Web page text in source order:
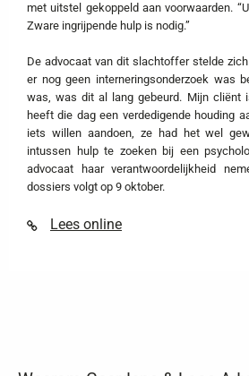
met uitstel gekoppeld aan voorwaarden.
Zware ingrijpende hulp is nodig.”
De advocaat van dit slachtoffer stelde
er nog geen interneringsonderzoek was
was, was dit al lang gebeurd. Mijn cliënt
heeft die dag een verdedigende houding
iets willen aandoen, ze had het wel
intussen hulp te zoeken bij een
advocaat haar verantwoordelijkheid
dossiers volgt op 9 oktober.
Lees online